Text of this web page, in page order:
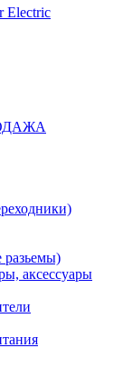
Electric
аксессуары